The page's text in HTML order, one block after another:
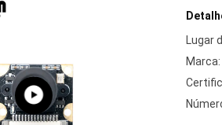
Lugar
Marca: